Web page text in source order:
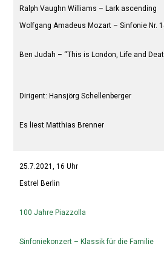
Ralph Vaughn Williams – Lark ascending
Wolfgang Amadeus Mozart – Sinfonie Nr.
Ben Judah – “This is London, Life and
Dirigent: Hansjörg Schellenberger
Es liest Matthias Brenner
25.7.2021, 16 Uhr
Estrel Berlin
100 Jahre Piazzolla
Sinfoniekonzert – Klassik für die Familie